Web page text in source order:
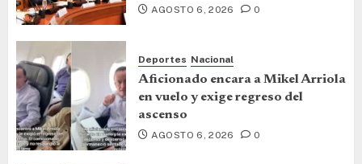
AGOSTO 6, 2026 0
Deportes Nacional
Aficionado encara a Mikel Arriola
en vuelo y exige regreso del
ascenso
AGOSTO 6, 2026 0